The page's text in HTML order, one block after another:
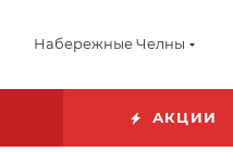
Набережные Челны
АКЦИИ